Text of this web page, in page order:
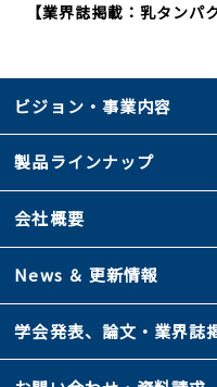
【業界誌掲載：乳タン
ビジョン・事業内容
製品ラインナップ
会社概要
News ＆ 更新情報
学会発表、論文・業界誌